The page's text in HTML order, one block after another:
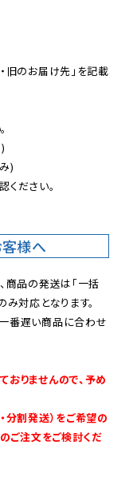
旧のお届け先」を記載
)
ください。
様へ
商品の発送は「一括
対応となります。
番遅い商品に合わせ
りませんので、予め
分割発送）をご希望の
ご注文をご検討くだ